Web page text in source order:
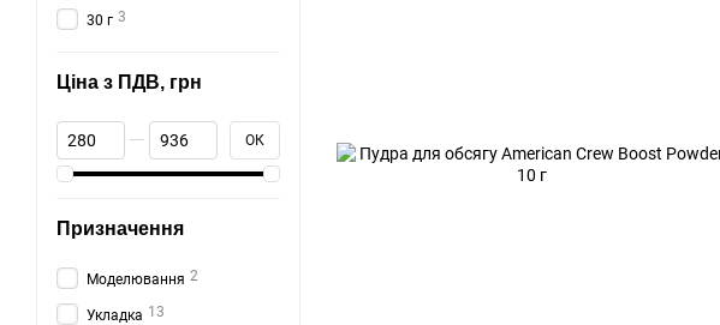
30 г 3
Ціна з ПДВ, грн
Від Ціна з ПДВ, грн
До Ціна з ПДВ, грн ОК
Призначення
Моделювання 2
Укладка 13